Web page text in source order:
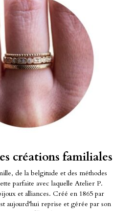
créations familiales
de la belgitude et des méthodes
parfaite avec laquelle Atelier P.
et alliances. Créé en 1865 par
aujourd’hui reprise et gérée par son